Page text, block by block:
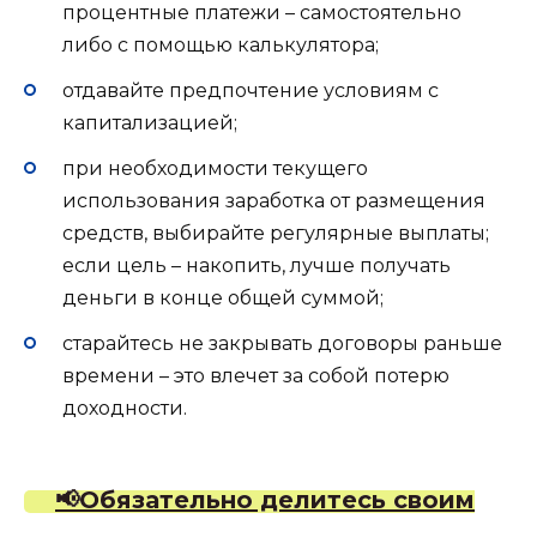
процентные платежи – самостоятельно
либо с помощью калькулятора;
отдавайте предпочтение условиям с
капитализацией;
при необходимости текущего
использования заработка от размещения
средств, выбирайте регулярные выплаты;
если цель – накопить, лучше получать
деньги в конце общей суммой;
старайтесь не закрывать договоры раньше
времени – это влечет за собой потерю
доходности.
📢Обязательно делитесь своим